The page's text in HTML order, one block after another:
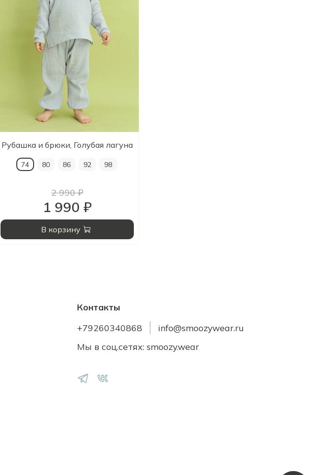
Рубашка и брюки, Голубая лагуна
74 80 86 92 98
2 990 ₽
1 990 ₽
В корзину
Контакты
+79260340868
info@smoozywear.ru
Мы в соц.сетях: smoozy.wear